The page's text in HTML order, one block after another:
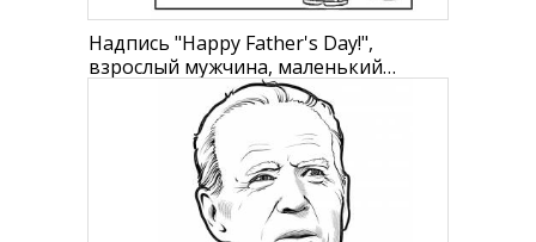
Надпись "Happy Father's Day!",
взрослый мужчина, маленький
мальчик, подарок, рамка